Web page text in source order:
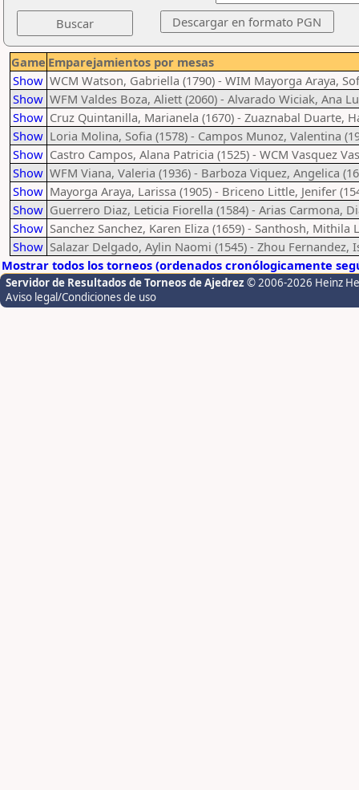
Game Emparejamientos por mesas
Show WCM Watson, Gabriella (1790) - WIM Mayorga Araya,
Show WFM Valdes Boza, Aliett (2060) - Alvarado Wiciak, Ana
Show Cruz Quintanilla, Marianela (1670) - Zuaznabal Duarte,
Show Loria Molina, Sofia (1578) - Campos Munoz, Valentina
Show Castro Campos, Alana Patricia (1525) - WCM Vasquez
Show WFM Viana, Valeria (1936) - Barboza Viquez, Angelica
Show Mayorga Araya, Larissa (1905) - Briceno Little, Jenifer
Show Guerrero Diaz, Leticia Fiorella (1584) - Arias Carmona,
Show Sanchez Sanchez, Karen Eliza (1659) - Santhosh, Mithila
Show Salazar Delgado, Aylin Naomi (1545) - Zhou Fernandez,
Mostrar todos los torneos (ordenados cronólogicamente
Servidor de Resultados de Torneos de Ajedrez © 2006-2026 Heinz
Aviso legal/Condiciones de uso